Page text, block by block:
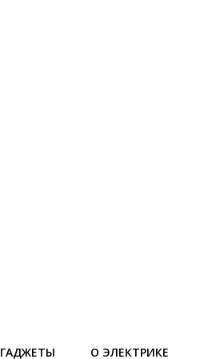
ГАДЖЕТЫ О ЭЛЕКТРИКЕ